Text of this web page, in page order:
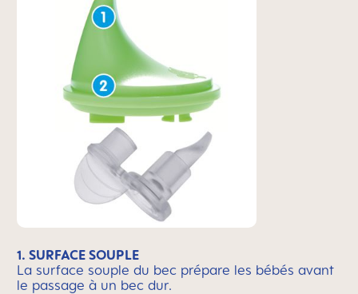
1. SURFACE SOUPLE
La surface souple du bec prépare les bébés avant
le passage à un bec dur.